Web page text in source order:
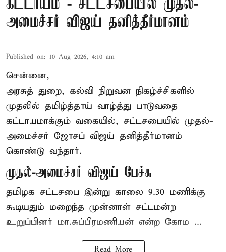
கட்டாயம் - சட்டசபையில் முதல்-
அமைச்சர் விஜய் தனித்தீர்மானம்
Published on: 10 Aug 2026, 4:10 am
சென்னை,
அரசுத் துறை, கல்வி நிறுவன நிகழ்ச்சிகளில்
முதலில் தமிழ்த்தாய் வாழ்த்து பாடுவதை
கட்டாயமாக்கும் வகையில், சட்டசபையில் முதல்-
அமைச்சர் ஜோசப் விஜய் தனித்தீர்மானம்
கொண்டு வந்தார்.
முதல்-அமைச்சர் விஜய் பேச்சு
தமிழக சட்டசபை இன்று காலை 9.30 மணிக்கு
கூடியதும் மறைந்த முன்னாள் சட்டமன்ற
உறுப்பினர் மா.சுப்பிரமணியன் என்ற கோம ...
Read More